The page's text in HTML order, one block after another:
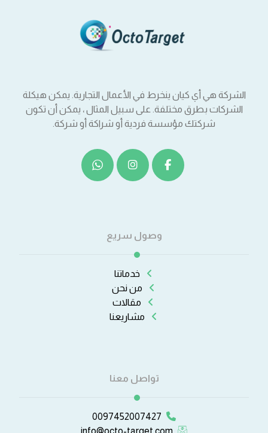
الشركة هي أي كيان ينخرط في الأعمال التجارية. يمكن هيكلة
الشركات بطرق مختلفة. على سبيل المثال ، يمكن أن تكون
شركتك مؤسسة فردية أو شراكة أو شركة.
وصول سريع
خدماتنا
من نحن
مقالات
مشاريعنا
تواصل معنا
0097452007427
info@octo-target.com